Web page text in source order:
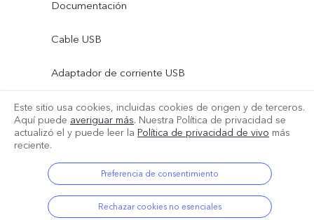
Documentación
Cable USB
Adaptador de corriente USB
Herramienta de expulsión
Carcasa de telefono
Película protectora (aplicada)
Más
Este sitio usa cookies, incluidas cookies de origen y de terceros.
Aquí puede averiguar más. Nuestra Política de privacidad se
actualizó el y puede leer la Política de privacidad de vivo más
reciente.
Preferencia de consentimiento
Rechazar cookies no esenciales